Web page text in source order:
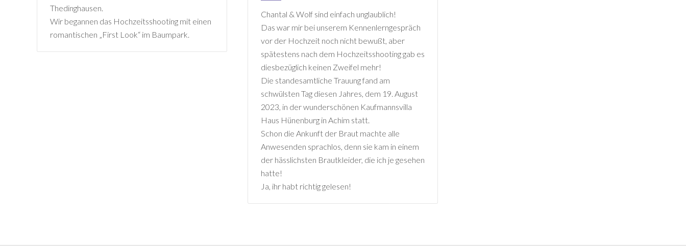
Thedinghausen.
Wir begannen das Hochzeitsshooting mit einen
romantischen „First Look“ im Baumpark.
Chantal & Wolf sind einfach unglaublich!
Das war mir bei unserem Kennenlerngespräch
vor der Hochzeit noch nicht bewußt, aber
spätestens nach dem Hochzeitsshooting gab es
diesbezüglich keinen Zweifel mehr!
Die standesamtliche Trauung fand am
schwülsten Tag diesen Jahres, dem 19. August
2023, in der wunderschönen Kaufmannsvilla
Haus Hünenburg in Achim statt.
Schon die Ankunft der Braut machte alle
Anwesenden sprachlos, denn sie kam in einem
der hässlichsten Brautkleider, die ich je gesehen
hatte!
Ja, ihr habt richtig gelesen!